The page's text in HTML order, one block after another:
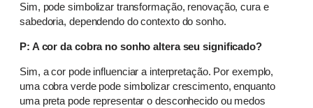
Sim, pode simbolizar transformação, renovação, cura e
sabedoria, dependendo do contexto do sonho.
P: A cor da cobra no sonho altera seu significado?
Sim, a cor pode influenciar a interpretação. Por exemplo,
uma cobra verde pode simbolizar crescimento, enquanto
uma preta pode representar o desconhecido ou medos